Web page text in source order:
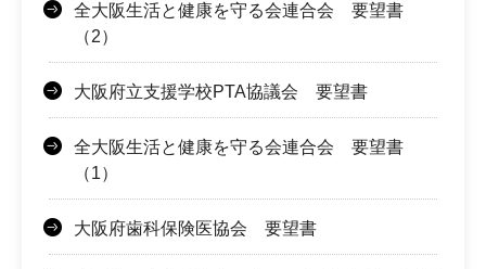
全大阪生活と健康を守る会連合会 要望書
（2）
大阪府立支援学校PTA協議会 要望書
全大阪生活と健康を守る会連合会 要望書
（1）
大阪府歯科保険医協会 要望書